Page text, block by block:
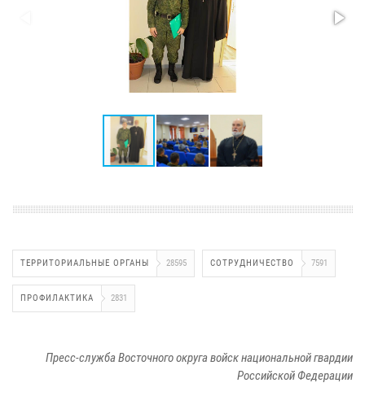
ТЕРРИТОРИАЛЬНЫЕ ОРГАНЫ 28595 СОТРУДНИЧЕСТВО 7591
ПРОФИЛАКТИКА 2831
Пресс-служба Восточного округа войск национальной гвардии
Российской Федерации